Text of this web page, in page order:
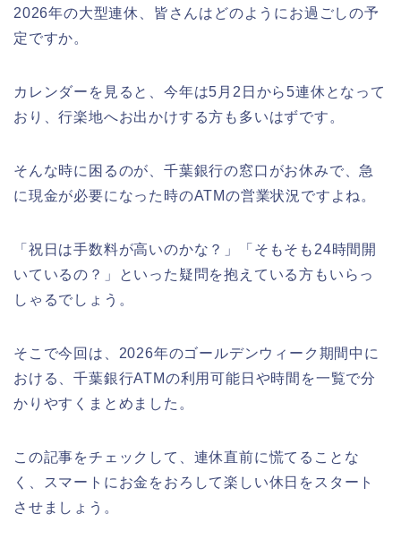
2026年の大型連休、皆さんはどのようにお過ごしの予
定ですか。
カレンダーを見ると、今年は5月2日から5連休となって
おり、行楽地へお出かけする方も多いはずです。
そんな時に困るのが、千葉銀行の窓口がお休みで、急
に現金が必要になった時のATMの営業状況ですよね。
「祝日は手数料が高いのかな？」「そもそも24時間開
いているの？」といった疑問を抱えている方もいらっ
しゃるでしょう。
そこで今回は、2026年のゴールデンウィーク期間中に
おける、千葉銀行ATMの利用可能日や時間を一覧で分
かりやすくまとめました。
この記事をチェックして、連休直前に慌てることな
く、スマートにお金をおろして楽しい休日をスタート
させましょう。